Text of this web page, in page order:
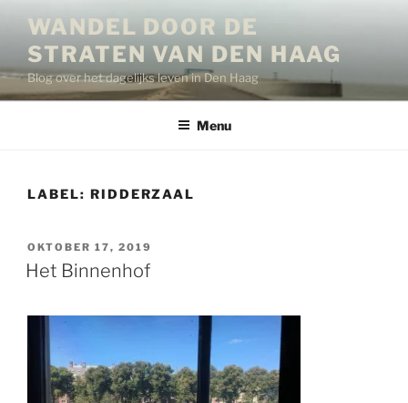
inhoud
WANDEL DOOR DE
STRATEN VAN DEN HAAG
Blog over het dagelijks leven in Den Haag
Menu
LABEL: RIDDERZAAL
GEPLAATST
OP
OKTOBER 17, 2019
Het Binnenhof